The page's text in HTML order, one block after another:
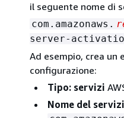
il seguente nome di
com.amazonaws.
server-
Ad esempio, crea un
configurazione:
Tipo: servizi
Nome del